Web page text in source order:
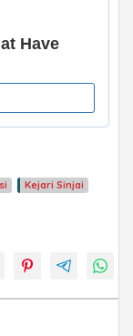
Kejari Sinjai